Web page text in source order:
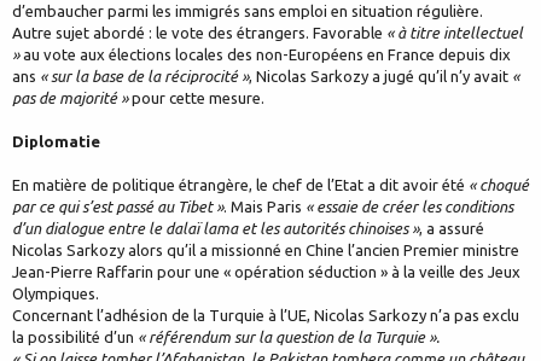
d’embaucher parmi les immigrés sans emploi en situation régulière.
Autre sujet abordé : le vote des étrangers. Favorable « à titre intellectuel
»au vote aux élections locales des non-Européens en France depuis dix
ans « sur la base de la réciprocité », Nicolas Sarkozy a jugé qu’il n’y avait «
pas de majorité »pour cette mesure.
Diplomatie
En matière de politique étrangère, le chef de l’Etat a dit avoir été « choqué
par ce qui s’est passé au Tibet ». Mais Paris « essaie de créer les conditions
d’un dialogue entre le dalaï lama et les autorités chinoises », a assuré
Nicolas Sarkozy alors qu’il a missionné en Chine l’ancien Premier ministre
Jean-Pierre Raffarin pour une « opération séduction » à la veille des Jeux
Olympiques.
Concernant l’adhésion de la Turquie à l’UE, Nicolas Sarkozy n’a pas exclu
la possibilité d’un « référendum sur la question de la Turquie ».